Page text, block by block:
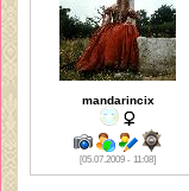
mandarincix
[05.07.2009 - 11:08]